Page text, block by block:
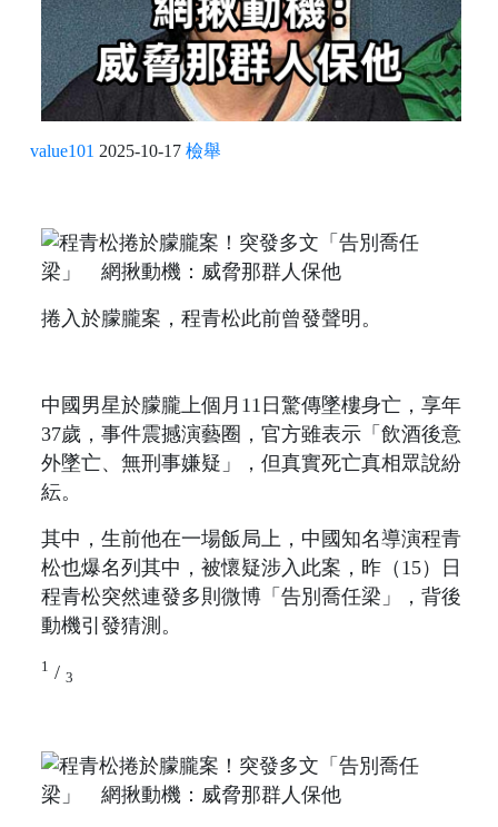
value101 2025-10-17 檢舉
捲入於朦朧案，程青松此前曾發聲明。
中國男星於朦朧上個月11日驚傳墜樓身亡，享年
37歲，事件震撼演藝圈，官方雖表示「飲酒後意
外墜亡、無刑事嫌疑」，但真實死亡真相眾說紛
紜。
其中，生前他在一場飯局上，中國知名導演程青
松也爆名列其中，被懷疑涉入此案，昨（15）日
程青松突然連發多則微博「告別喬任梁」，背後
動機引發猜測。
1 / 3